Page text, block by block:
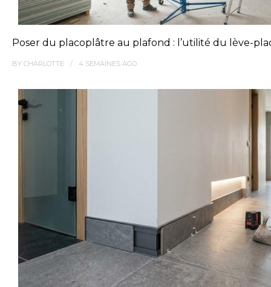
Poser du placoplâtre au plafond : l’utilité du lève-
BY CHARLOTTE 4 SEMAINES AGO